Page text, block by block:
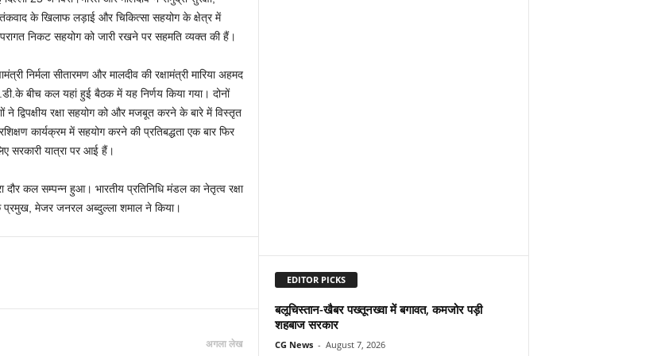
के खिलाफ लड़ाई और चिकित्‍सा सहयोग के क्षेत्र में
निकट सहयोग को जारी रखने पर सहमति व्‍यक्‍त की हैं।
निर्मला सीतारमण और मालदीव की रक्षामंत्री मारिया अहमद
बीच कल यहां हुई बैठक में यह निर्णय किया गया। दोनों
ने द्विपक्षीय रक्षा सहयोग को और मजबूत करने के बारे में विस्‍तृत
कार्यक्रम में सहयोग करने की प्रतिबद्धता एक बार फिर
सरकारी यात्रा पर आई हैं।
दौर कल सम्‍पन्‍न हुआ। भारतीय प्रतिनिधि मंडल का नेतृत्‍व रक्षा
प्रमुख, मेजर जनरल अब्‍दुल्‍ला शमाल ने किया।
अगला लेख
EDITOR PICKS
बलूचिस्तान-खैबर पख्तूनख्वा में बगावत, कमजोर पड़ी
शहबाज सरकार
CG News - August 7, 2026